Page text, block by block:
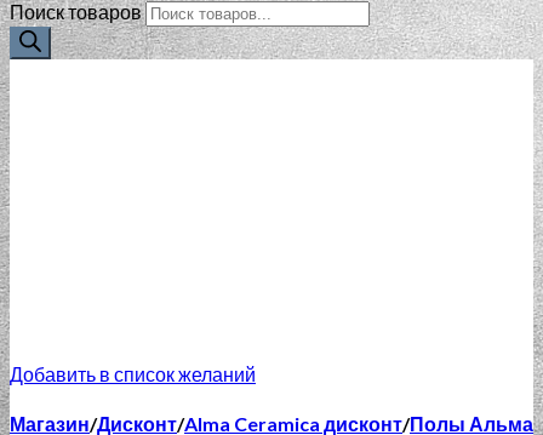
Поиск товаров
Добавить в список желаний
Магазин/Дисконт/Alma Ceramica дисконт/Полы Альма